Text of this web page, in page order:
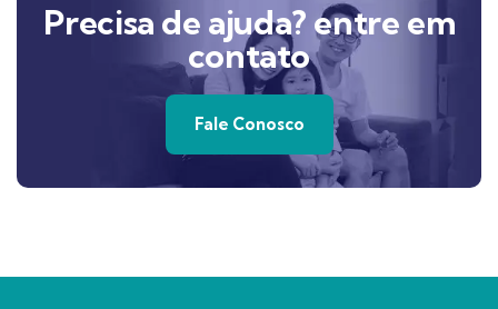
Precisa de ajuda? entre em
contato
Fale Conosco